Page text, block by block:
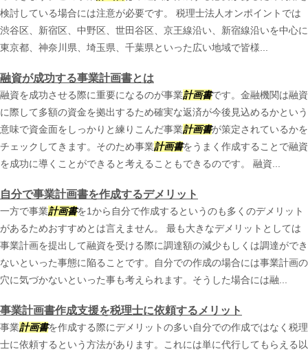
検討している場合には注意が必要です。 税理士法人オンポイントでは
渋谷区、新宿区、中野区、世田谷区、京王線沿い、新宿線沿いを中心に
東京都、神奈川県、埼玉県、千葉県といった広い地域で皆様...
融資が成功する事業計画書とは
融資を成功させる際に重要になるのが事業計画書です。金融機関は融資
に際して多額の資金を拠出するため確実な返済が今後見込めるかという
意味で資金面をしっかりと練りこんだ事業計画書が策定されているかを
チェックしてきます。そのため事業計画書をうまく作成することで融資
を成功に導くことができると考えることもできるのです。 融資...
自分で事業計画書を作成するデメリット
一方で事業計画書を1から自分で作成するというのも多くのデメリット
があるためおすすめとは言えません。 最も大きなデメリットとしては
事業計画を提出して融資を受ける際に調達額の減少もしくは調達ができ
ないといった事態に陥ることです。自分での作成の場合には事業計画の
穴に気づかないといった事も考えられます。そうした場合には融...
事業計画書作成支援を税理士に依頼するメリット
事業計画書を作成する際にデメリットの多い自分での作成ではなく税理
士に依頼するという方法があります。これには単に代行してもらえる以